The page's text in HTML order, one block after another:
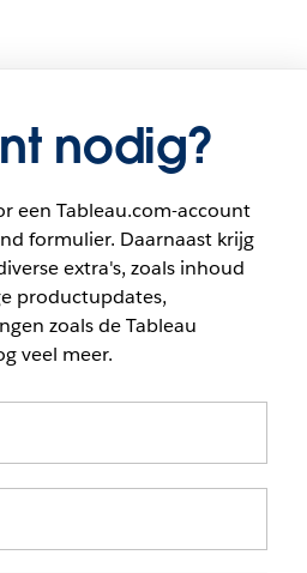
nodig?
een Tableau.com-account
formulier. Daarnaast krijg
extra's, zoals inhoud
productupdates,
zoals de Tableau
veel meer.